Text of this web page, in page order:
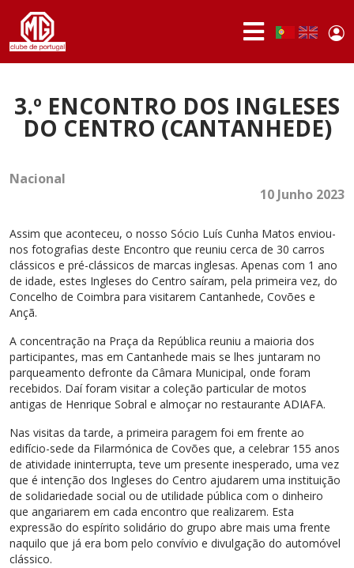
Portuguese,
English
SÓCIOS
FÓRUM
MARCA
MG
3.º ENCONTRO DOS INGLESES
DO CENTRO (CANTANHEDE)
Nacional
10 Junho 2023
Assim que aconteceu, o nosso Sócio Luís Cunha Matos enviou-
nos fotografias deste Encontro que reuniu cerca de 30 carros
clássicos e pré-clássicos de marcas inglesas. Apenas com 1 ano
de idade, estes Ingleses do Centro saíram, pela primeira vez, do
Concelho de Coimbra para visitarem Cantanhede, Covões e
Ançã.
A concentração na Praça da República reuniu a maioria dos
participantes, mas em Cantanhede mais se lhes juntaram no
parqueamento defronte da Câmara Municipal, onde foram
recebidos. Daí foram visitar a coleção particular de motos
antigas de Henrique Sobral e almoçar no restaurante ADIAFA.
Nas visitas da tarde, a primeira paragem foi em frente ao
edifício-sede da Filarmónica de Covões que, a celebrar 155 anos
de atividade ininterrupta, teve um presente inesperado, uma vez
que é intenção dos Ingleses do Centro ajudarem uma instituição
de solidariedade social ou de utilidade pública com o dinheiro
que angariarem em cada encontro que realizarem. Esta
expressão do espírito solidário do grupo abre mais uma frente
naquilo que já era bom pelo convívio e divulgação do automóvel
clássico.